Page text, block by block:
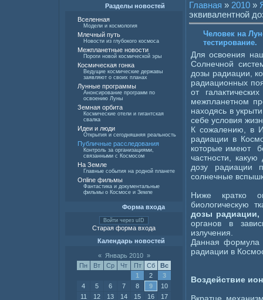
Разделы новостей
Вселенная
Модели и космология
Млечный путь
Новости из глубокого космоса
Межпланетные новости
Пороги новой космической эры
Космическая гонка
Ведущие космические державы
заявляют о своих планах
Лунные программы
Анонсирование программ по
освоению Луны
Земная орбита
Космические отели и гигантская
свалка
Идеи и люди
Открытия и сегодняшняя реальность
Публичные расследования
Контроль за организациями,
связанными с Космосом
На Земле
Главные события на родной планете
Online фильмы
Фантастика и документальные
фильмы о Космосе и Земле
Форма входа
Войти через uID
Старая форма входа
Календарь новостей
« Январь 2010 »
Пн
Вт Ср Чт Пт Сб
Вс
1
2
3
4
5 6 7 8 9
10
11
12 13 14 15 16
17
Главная » 2010 »
эквивалентной
Человек на
тестирование.
Для освоения
Солнечной
дозы радиации,
радиационных
от
межпланетном
находясь в
себе условия
К сожалению, в
радиации в
которые имеют
частности,
дозу радиации
солнечные
Ниже кратко
биологическую
дозы радиации,
органов в
излучения.
Данная формула
радиации в
Воздействие
Вкратце